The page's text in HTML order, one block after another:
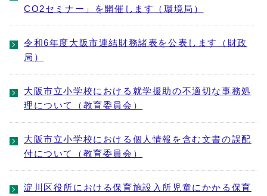
CO2セミナー」を開催します（環境局）
令和6年度大阪市連結財務諸表を公表します（財政
局）
大阪市立小学校における就学援助の不適切な事務処
理について（教育委員会）
大阪市立小学校における個人情報を含む文書の誤配
付について（教育委員会）
淀川区役所における保育施設入所児童にかかる保育